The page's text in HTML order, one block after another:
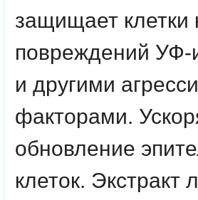
защищает клетки
повреждений УФ-
и другими
факторами.
обновление
клеток. Экстракт